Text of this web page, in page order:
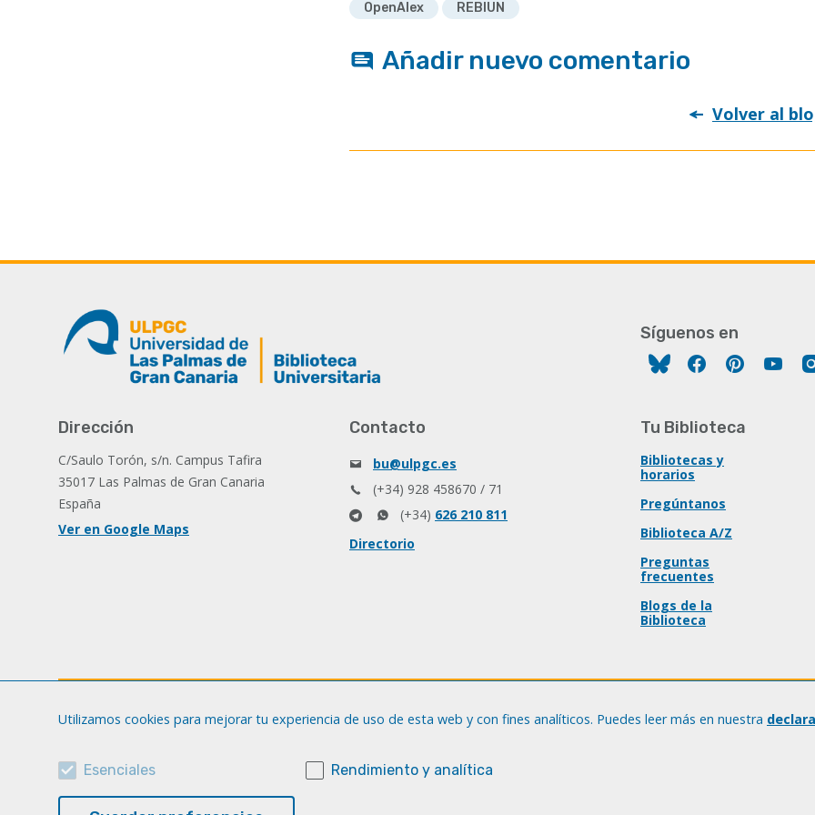
OpenAlex REBIUN
Añadir nuevo comentario
Volver al
Síguenos en
FacebookPinterest
Dirección
C/Saulo Torón, s/n. Campus Tafira
35017 Las Palmas de Gran Canaria
España
Ver en Google Maps
Contacto
bu@ulpgc.es
(+34) 928 458670 / 71
(+34) 626 210 811
Directorio
Tu Biblioteca
Bibliotecas y
horarios
Pregúntanos
Biblioteca A/Z
Preguntas
frecuentes
Blogs de la
Biblioteca
Utilizamos cookies para mejorar tu experiencia de uso de esta web y con fines analíticos. Puedes leer más en nuestra
Esenciales Rendimiento y analítica